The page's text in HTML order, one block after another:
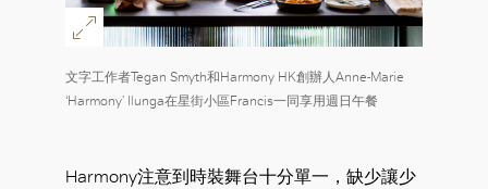
文字工作者Tegan Smyth和Harmony HK創辦人Anne-Marie
‘Harmony’ Ilunga在星街小區Francis一同享用週日午餐
Harmony注意到時裝舞台十分單一，缺少讓少